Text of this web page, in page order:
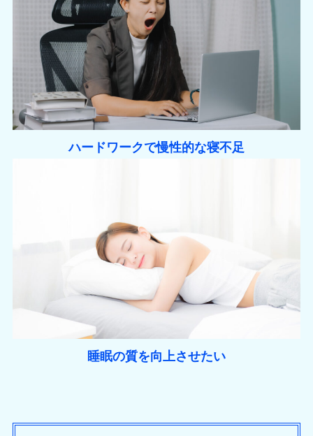
ハードワークで慢性的な寝不足
睡眠の質を向上させたい